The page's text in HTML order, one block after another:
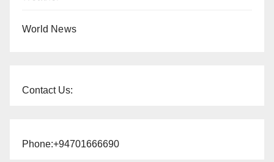
World News
Contact Us:
Phone:+94701666690